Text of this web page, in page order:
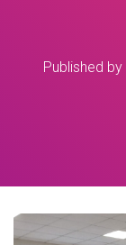
Published by